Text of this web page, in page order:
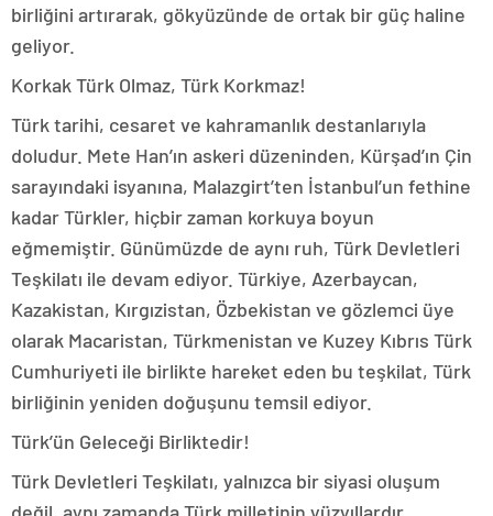
birliğini artırarak, gökyüzünde de ortak bir güç haline
geliyor.
Korkak Türk Olmaz, Türk Korkmaz!
Türk tarihi, cesaret ve kahramanlık destanlarıyla
doludur. Mete Han’ın askeri düzeninden, Kürşad’ın Çin
sarayındaki isyanına, Malazgirt’ten İstanbul’un fethine
kadar Türkler, hiçbir zaman korkuya boyun
eğmemiştir. Günümüzde de aynı ruh, Türk Devletleri
Teşkilatı ile devam ediyor. Türkiye, Azerbaycan,
Kazakistan, Kırgızistan, Özbekistan ve gözlemci üye
olarak Macaristan, Türkmenistan ve Kuzey Kıbrıs Türk
Cumhuriyeti ile birlikte hareket eden bu teşkilat, Türk
birliğinin yeniden doğuşunu temsil ediyor.
Türk’ün Geleceği Birliktedir!
Türk Devletleri Teşkilatı, yalnızca bir siyasi oluşum